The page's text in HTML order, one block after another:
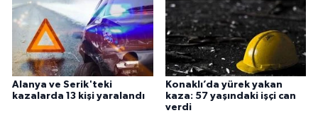
Alanya ve Serik'teki
kazalarda 13 kişi yaralandı
Konaklı’da yürek yakan
kaza: 57 yaşındaki işçi can
verdi